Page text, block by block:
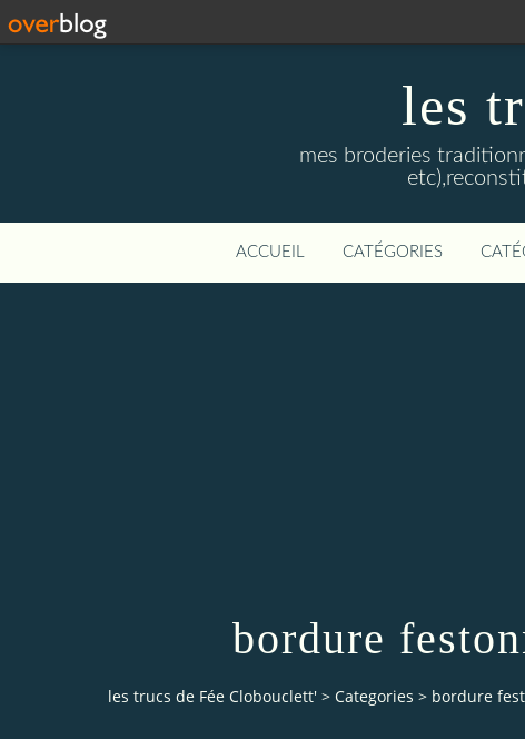
les
mes broderies
ACCUEIL CATÉGORIES
bordure
les trucs de Fée Clobouclett' > Categories > bordure